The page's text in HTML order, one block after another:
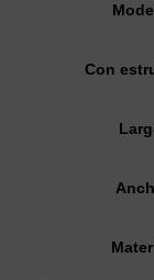
Con